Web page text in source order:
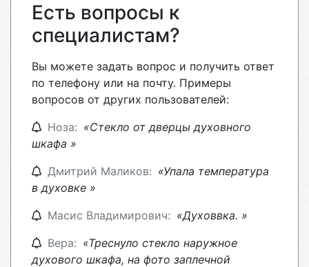
Есть вопросы к
специалистам?
Вы можете задать вопрос и получить ответ
по телефону или на почту. Примеры
вопросов от других пользователей:
Ноза: «Стекло от дверцы духовного
шкафа »
Дмитрий Маликов: «Упала температура
в духовке »
Масис Владимирович: «Духоввка. »
Вера: «Треснуло стекло наружное
духового шкафа, на фото заплечной